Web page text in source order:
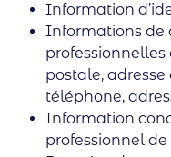
Information
Informations de
professionnelles
postale,
téléphone,
Information
professionnel de